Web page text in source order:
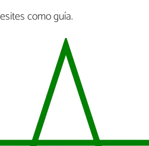
como guía.